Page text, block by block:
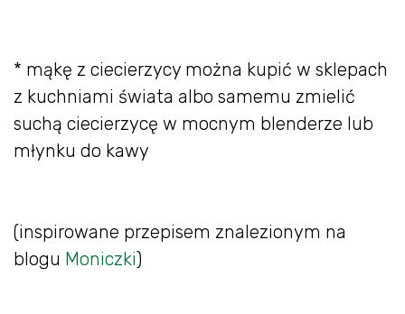
* mąkę z ciecierzycy można kupić w sklepach
z kuchniami świata albo samemu zmielić
suchą ciecierzycę w mocnym blenderze lub
młynku do kawy
(inspirowane przepisem znalezionym na
blogu Moniczki)